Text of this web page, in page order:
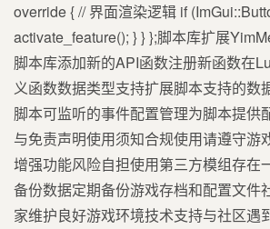
override { // 界面渲染逻辑 if
activate_feature(); } } };脚本库扩展
脚本库添加新的API函数注册新函数在
义函数数据类型支持扩展脚本支持的数
脚本可监听的事件配置管理为脚本提供
与免责声明使用须知合规使用请遵守游
增强功能风险自担使用第三方模组存在
备份数据定期备份游戏存档和配置文件
家维护良好游戏环境技术支持与社区遇